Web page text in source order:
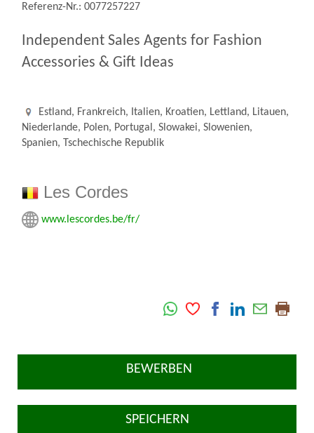
Referenz-Nr.: 0077257227
Independent Sales Agents for Fashion
Accessories & Gift Ideas
Estland, Frankreich, Italien, Kroatien, Lettland, Litauen,
Niederlande, Polen, Portugal, Slowakei, Slowenien,
Spanien, Tschechische Republik
Les Cordes
www.lescordes.be/fr/
BEWERBEN
SPEICHERN